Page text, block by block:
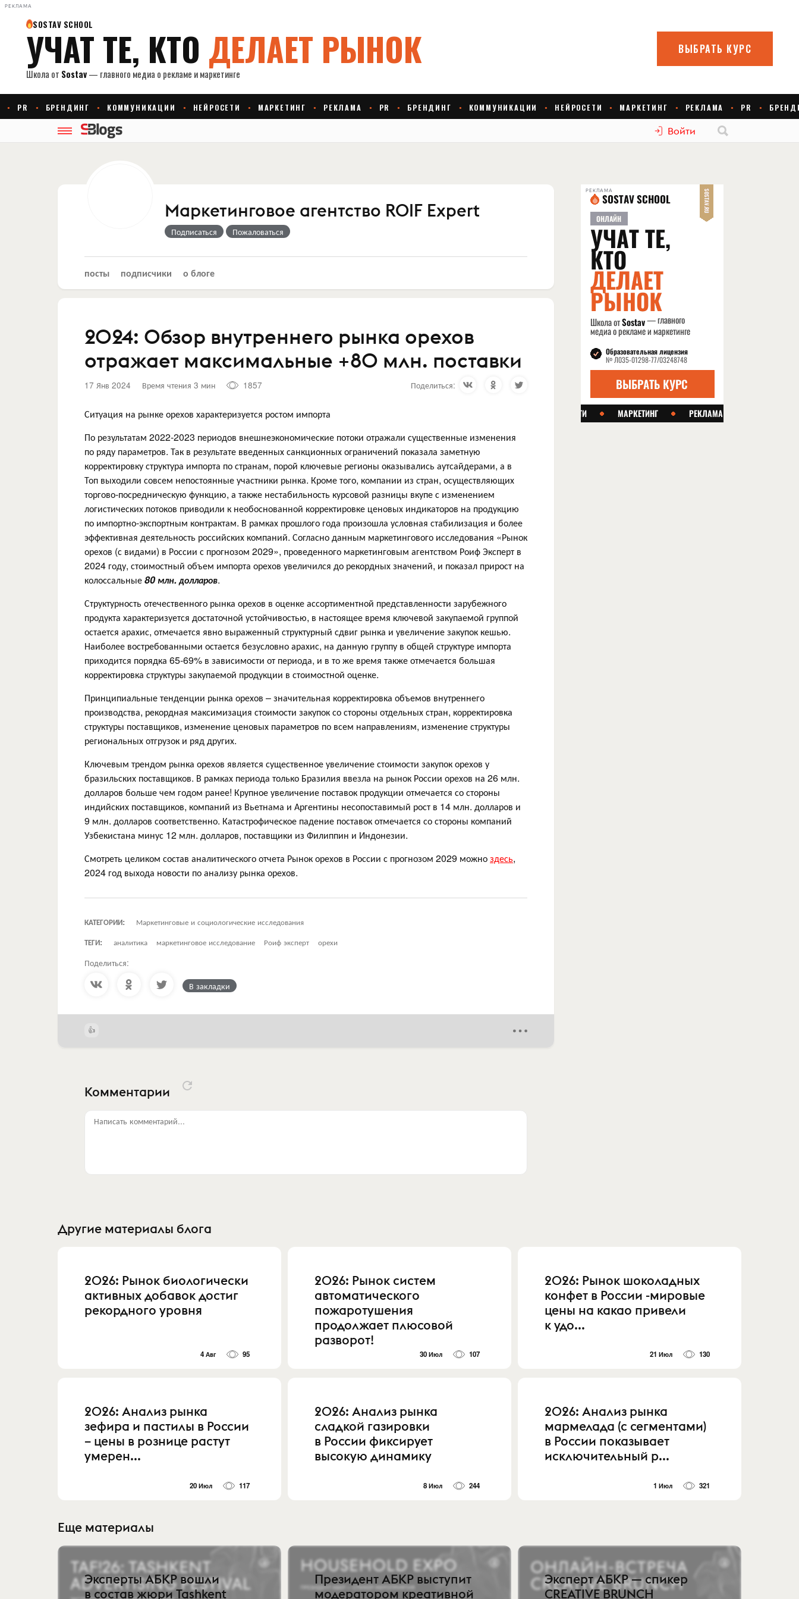
РЕКЛАМА
Войти
Маркетинговое агентство ROIF Expert
Подписаться Пожаловаться
посты подписчики о блоге
2024: Обзор внутреннего рынка орехов
отражает максимальные +80 млн. поставки
17 Янв 2024 Время чтения 3 мин 1857 Поделиться:
Ситуация на рынке орехов характеризуется ростом импорта
По результатам 2022-2023 периодов внешнеэкономические потоки отражали существенные изменения
по ряду параметров. Так в результате введенных санкционных ограничений показала заметную
корректировку структура импорта по странам, порой ключевые регионы оказывались аутсайдерами, а в
Топ выходили совсем непостоянные участники рынка. Кроме того, компании из стран, осуществляющих
торгово-посредническую функцию, а также нестабильность курсовой разницы вкупе с изменением
логистических потоков приводили к необоснованной корректировке ценовых индикаторов на продукцию
по импортно-экспортным контрактам. В рамках прошлого года произошла условная стабилизация и более
эффективная деятельность российских компаний. Согласно данным маркетингового исследования «Рынок
орехов (с видами) в России с прогнозом 2029», проведенного маркетинговым агентством Роиф Эксперт в
2024 году, стоимостный объем импорта орехов увеличился до рекордных значений, и показал прирост на
колоссальные80 млн. долларов.
Структурность отечественного рынка орехов в оценке ассортиментной представленности зарубежного
продукта характеризуется достаточной устойчивостью, в настоящее время ключевой закупаемой группой
остается арахис, отмечается явно выраженный структурный сдвиг рынка и увеличение закупок кешью.
Наиболее востребованными остается безусловно арахис, на данную группу в общей структуре импорта
приходится порядка 65-69% в зависимости от периода, и в то же время также отмечается большая
корректировка структуры закупаемой продукции в стоимостной оценке.
Принципиальные тенденции рынка орехов – значительная корректировка объемов внутреннего
производства, рекордная максимизация стоимости закупок со стороны отдельных стран, корректировка
структуры поставщиков, изменение ценовых параметров по всем направлениям, изменение структуры
региональных отгрузок и ряд других.
Ключевым трендом рынка орехов является существенное увеличение стоимости закупок орехов у
бразильских поставщиков. В рамках периода только Бразилия ввезла на рынок России орехов на 26 млн.
долларов больше чем годом ранее! Крупное увеличение поставок продукции отмечается со стороны
индийских поставщиков, компаний из Вьетнама и Аргентины несопоставимый рост в 14 млн. долларов и
9 млн. долларов соответственно. Катастрофическое падение поставок отмечается со стороны компаний
Узбекистана минус 12 млн. долларов, поставщики из Филиппин и Индонезии.
Смотреть целиком состав аналитического отчета Рынок орехов в России с прогнозом 2029 можноздесь,
2024 год выхода новости по анализу рынка орехов.
КАТЕГОРИИ:
Маркетинговые и социологические исследования
ТЕГИ:
аналитика маркетинговое исследование Роиф эксперт орехи
Поделиться:
В закладки
Комментарии
Написать комментарий...
РЕКЛАМА
Другие материалы блога
2026: Рынок биологически
активных добавок достиг
рекордного уровня
4 Авг 95
2026: Рынок систем
автоматического
пожаротушения
продолжает плюсовой
разворот!
30 Июл 107
2026: Рынок шоколадных
конфет в России -мировые
цены на какао привели
к удо...
21 Июл 130
2026: Анализ рынка
зефира и пастилы в России
– цены в рознице растут
умерен...
20 Июл 117
2026: Анализ рынка
сладкой газировки
в России фиксирует
высокую динамику
8 Июл 244
2026: Анализ рынка
мармелада (с сегментами)
в России показывает
исключительный р...
1 Июл 321
Еще материалы
Эксперты АБКР вошли
в состав жюри Tashkent
Президент АБКР выступит
модератором креативной
Эксперт АБКР — спикер
CREATIVE BRUNCH